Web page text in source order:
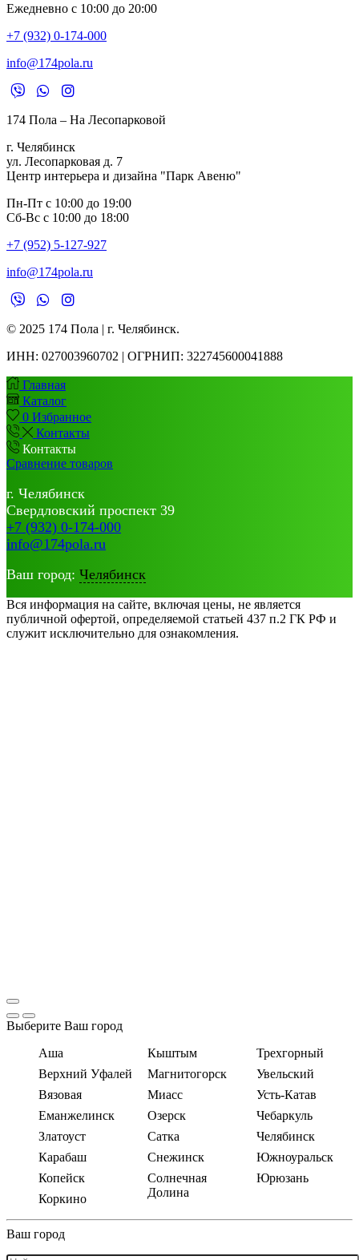
Ежедневно с 10:00 до 20:00
+7 (932) 0-174-000
info@174pola.ru
174 Пола – На Лесопарковой
г. Челябинск
ул. Лесопарковая д. 7
Центр интерьера и дизайна "Парк Авеню"
Пн-Пт с 10:00 до 19:00
Сб-Вс с 10:00 до 18:00
+7 (952) 5-127-927
info@174pola.ru
© 2025 174 Пола | г. Челябинск.
ИНН: 027003960702 | ОГРНИП: 322745600041888
Главная
Каталог
0 Избранное
Контакты
Контакты
Сравнение товаров
г. Челябинск
Свердловский проспект 39
+7 (932) 0-174-000
info@174pola.ru
Ваш город: Челябинск
Вся информация на сайте, включая цены, не является
публичной офертой, определяемой статьей 437 п.2 ГК РФ и
служит исключительно для ознакомления.
Выберите Ваш город
Аша
Верхний Уфалей
Вязовая
Еманжелинск
Златоуст
Карабаш
Копейск
Коркино
Кыштым
Магнитогорск
Миасс
Озерск
Сатка
Снежинск
Солнечная
Долина
Трехгорный
Увельский
Усть-Катав
Чебаркуль
Челябинск
Южноуральск
Юрюзань
Ваш город